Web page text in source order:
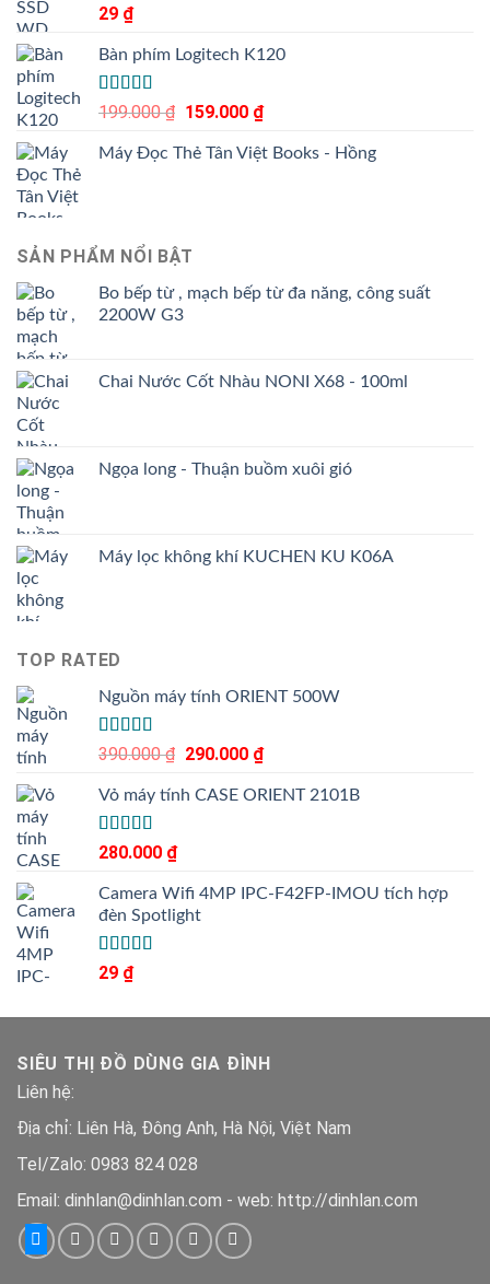
29 ₫
Bàn phím Logitech K120
Được xếp
4.00
5
sao
199.000₫
Giá
là:
159.000 ₫Giá
tại
Máy Đọc Thẻ Tân Việt Books - Hồng
SẢN PHẨM NỔI BẬT
Bo bếp từ , mạch bếp từ đa năng, công suất
2200W G3
Chai Nước Cốt Nhàu NONI X68 - 100ml
Ngọa long - Thuận buồm xuôi gió
Máy lọc không khí KUCHEN KU K06A
TOP RATED
Nguồn máy tính ORIENT 500W
Được xếp
5.005
sao
390.000₫
Giá
là:
290.000 ₫Giá
tại
Vỏ máy tính CASE ORIENT 2101B
Được xếp
5.005
sao
280.000 ₫
Camera Wifi 4MP IPC-F42FP-IMOU tích hợp
đèn Spotlight
Được xếp
hạng
29 ₫
SIÊU THỊ ĐỒ DÙNG GIA ĐÌNH
Liên hệ:
Địa chỉ: Liên Hà, Đông Anh, Hà Nội, Việt Nam
Tel/Zalo: 0983 824 028
Email: dinhlan@dinhlan.com - web: http://dinhlan.com